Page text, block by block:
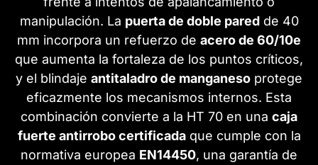
manipulación. La puerta de doble paredde 40
mm incorpora un refuerzo de acero de 60/10e
que aumenta la fortaleza de los puntos críticos,
y el blindaje antitaladro de manganeso protege
eficazmente los mecanismos internos. Esta
combinación convierte a la HT 70 en una caja
fuerte antirrobo certificadaque cumple con la
normativa europea EN14450, una garantía de